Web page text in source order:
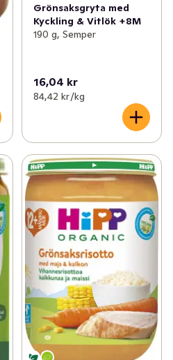
Grönsaksgryta med
Kyckling & Vitlök +8M
190 g, Semper
16,04 kr
84,42 kr /kg